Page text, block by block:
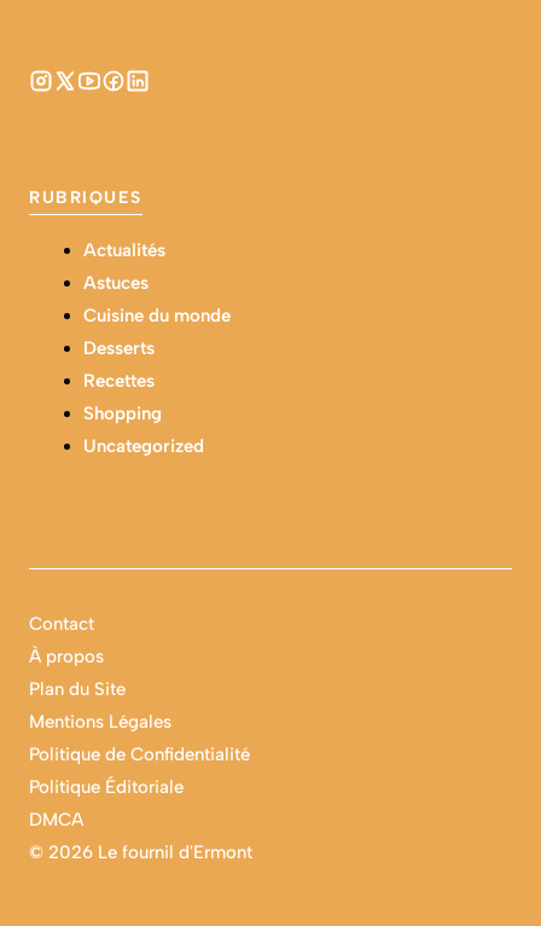
RUBRIQUES
Actualités
Astuces
Cuisine du monde
Desserts
Recettes
Shopping
Uncategorized
© 2026 Le fournil d'Ermont
Contact
À propos
Plan du Site
Mentions Légales
Politique de Confidentialité
Politique Éditoriale
DMCA